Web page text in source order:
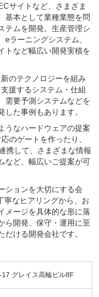
サイトなど、さまざま
基本として業種業態を問
テムを開発。生産管理シ
eラーニングシステム、
トなど幅広い開発実積を
のテクノロジーを組み
援するシステム・仕組
需要予測システムなどを
た事例もあります。
うなハードウェアの提案
のゲートを作ったり、
携して、さまざまな情報
など、幅広いご提案が可
ションを大切にする会
寧なヒアリングから、お
メージを具体的な形に落
ら開発、保守・運用に至
だける開発会社です。
グレイス高輪ビル8F